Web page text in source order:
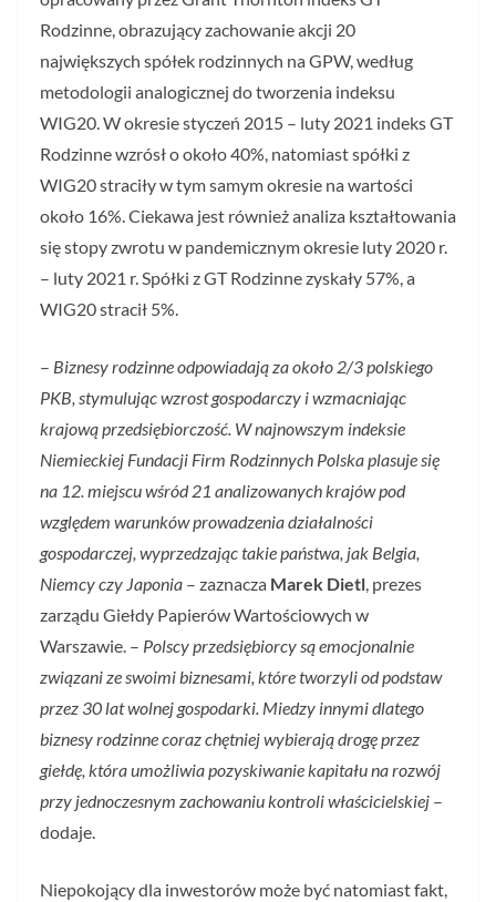
Rodzinne, obrazujący zachowanie akcji 20
największych spółek rodzinnych na GPW, według
metodologii analogicznej do tworzenia indeksu
WIG20. W okresie styczeń 2015 – luty 2021 indeks GT
Rodzinne wzrósł o około 40%, natomiast spółki z
WIG20 straciły w tym samym okresie na wartości
około 16%. Ciekawa jest również analiza kształtowania
się stopy zwrotu w pandemicznym okresie luty 2020 r.
– luty 2021 r. Spółki z GT Rodzinne zyskały 57%, a
WIG20 stracił 5%.
– Biznesy rodzinne odpowiadają za około 2/3 polskiego
PKB, stymulując wzrost gospodarczy i wzmacniając
krajową przedsiębiorczość. W najnowszym indeksie
Niemieckiej Fundacji Firm Rodzinnych Polska plasuje się
na 12. miejscu wśród 21 analizowanych krajów pod
względem warunków prowadzenia działalności
gospodarczej, wyprzedzając takie państwa, jak Belgia,
Niemcy czy Japonia – zaznacza Marek Dietl, prezes
zarządu Giełdy Papierów Wartościowych w
Warszawie. – Polscy przedsiębiorcy są emocjonalnie
związani ze swoimi biznesami, które tworzyli od podstaw
przez 30 lat wolnej gospodarki. Miedzy innymi dlatego
biznesy rodzinne coraz chętniej wybierają drogę przez
giełdę, która umożliwia pozyskiwanie kapitału na rozwój
przy jednoczesnym zachowaniu kontroli właścicielskiej –
dodaje.
Niepokojący dla inwestorów może być natomiast fakt,